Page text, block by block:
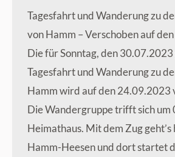
Tagesfahrt und Wanderung zu
von Hamm – Verschoben auf
Die für Sonntag, den
Tagesfahrt und Wanderung zu
Hamm wird auf den 24.09.2023
Die Wandergruppe trifft sich um
Heimathaus. Mit dem Zug geht’s
Hamm-Heesen und dort startet